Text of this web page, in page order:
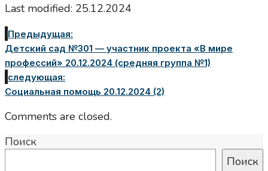
Last modified: 25.12.2024
Предыдущая:
Детский сад №301 — участник проекта «В мире
профессий» 20.12.2024 (средняя группа №1)
следующая:
Социальная помощь 20.12.2024 (2)
Comments are closed.
Поиск
Поиск